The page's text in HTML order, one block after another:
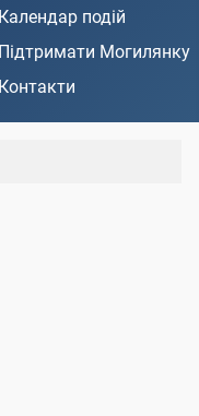
Календар подій
Підтримати Могилянку
Контакти